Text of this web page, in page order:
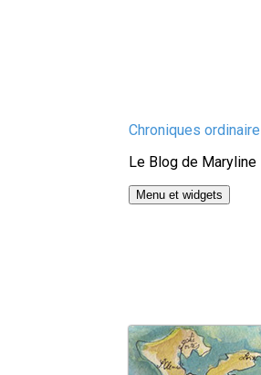
Chroniques
Le Blog de Maryline
Menu et widgets